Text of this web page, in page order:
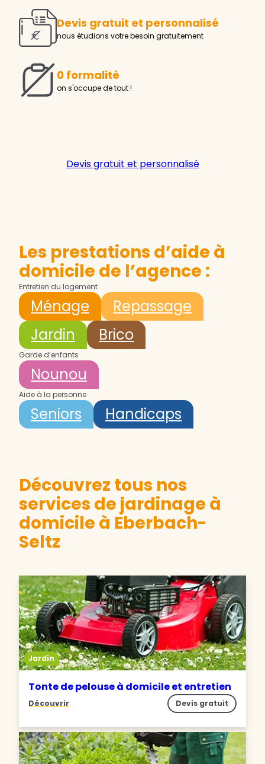
Devis gratuit et personnalisé
nous étudions votre besoin gratuitement
0 formalité
on s'occupe de tout !
Devis gratuit et personnalisé
Les prestations d’aide à
domicile de l’agence :
Entretien du logement
Ménage
Repassage
Jardin
Brico
Garde d’enfants
Nounou
Aide à la personne
Seniors Handicaps
Découvrez tous nos
services de jardinage à
domicile à Eberbach-
Seltz
Jardin
Tonte de pelouse à domicile et entretien
Découvrir Devis gratuit